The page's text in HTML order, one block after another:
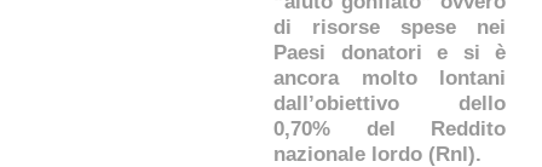
di risorse spese nei
Paesi donatori e si è
ancora molto lontani
dall’obiettivo dello
0,70% del Reddito
nazionale lordo (Rnl).